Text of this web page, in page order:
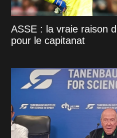
ASSE : la vraie raison
pour le capitanat